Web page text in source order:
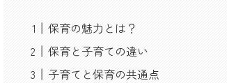
保育の魅力とは？
保育と子育ての違い
子育てと保育の共通点